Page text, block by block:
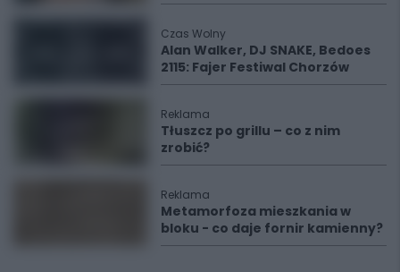
Czas Wolny
Alan Walker, DJ SNAKE, Bedoes
2115: Fajer Festiwal Chorzów
Reklama
Tłuszcz po grillu – co z nim
zrobić?
Reklama
Metamorfoza mieszkania w
bloku - co daje fornir kamienny?